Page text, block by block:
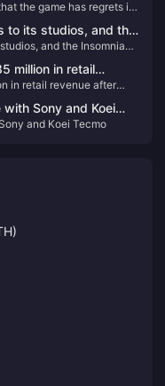
may be improved in
the game has regrets in
to its studios, and the
costs
and the Insomnia
million in retail
in retail revenue after
Sony and Koei
and Koei Tecmo